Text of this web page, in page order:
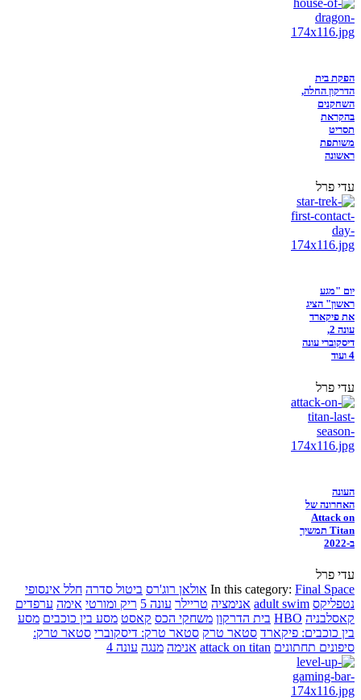
הפקת בית
הדרקון החלה,
השחקנים
בהקראת
תסריט
משותפת
ראשונה
עדי פרל
יום "מגע
ראשון" הציג
את פיקארד
עונה 2,
דיסקוברי עונה
4 ועוד
עדי פרל
העונה
האחרונה של
Attack on
Titan תמשיך
ב-2022
עדי פרל
In this category: Final Space אולאן רוג'רס ביטול סדרה חלל אינסופי
נטפליקס adult swim אנימציה טריילר עונה 5 ריק ומורטי אימה ערפדים
קאסלבניה HBO בית הדרקון משחקי הכס קאסט מסע בין כוכבים מסע
בין כוכבים: פיקארד סטאר טרק סטאר טרק: דיסקוברי סטאר טרק:
סיפונים תחתונים attack on titan אנימה מנגה עונה 4